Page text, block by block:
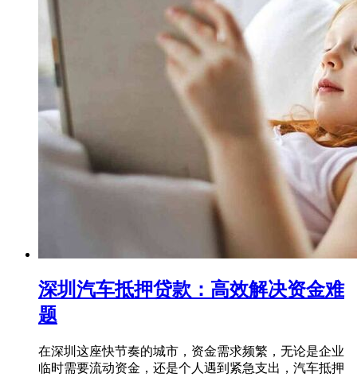
深圳汽车抵押贷款：高效解决资金难
题
在深圳这座快节奏的城市，资金需求频繁，无论是企业
临时需要流动资金，还是个人遇到紧急支出，汽车抵押